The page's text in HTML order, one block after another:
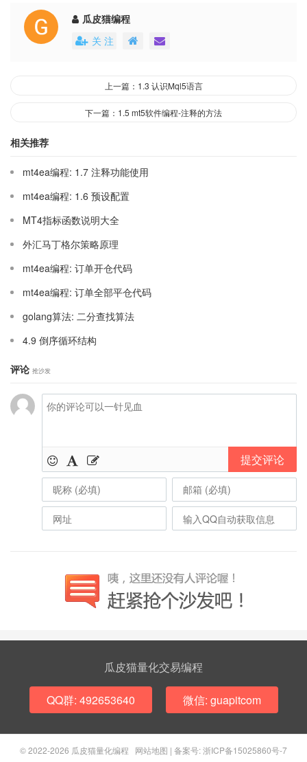
瓜皮猫编程
关 注
上一篇：1.3 认识Mql5语言
下一篇：1.5 mt5软件编程-注释的方法
相关推荐
mt4ea编程: 1.7 注释功能使用
mt4ea编程: 1.6 预设配置
MT4指标函数说明大全
外汇马丁格尔策略原理
mt4ea编程: 订单开仓代码
mt4ea编程: 订单全部平仓代码
golang算法: 二分查找算法
4.9 倒序循环结构
评论 抢沙发
提交评论
瓜皮猫量化交易编程
QQ群: 492653640 微信: guapitcom
© 2022-2026 瓜皮猫量化编程 网站地图 | 备案号: 浙ICP备15025860号-7